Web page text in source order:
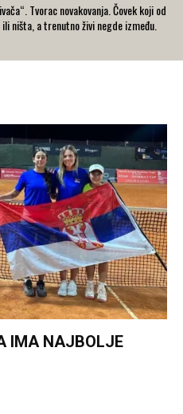
Tvorac novakovanja. Čovek koji od
ništa, a trenutno živi negde između.
IMA NAJBOLJE